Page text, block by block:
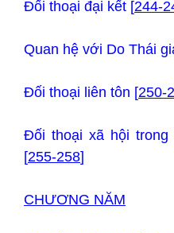
Đối thoại đại kết [244-
Quan hệ với Do Thái
Đối thoại liên tôn [250-
Đối thoại xã hội
[255-258]
CHƯƠNG NĂM